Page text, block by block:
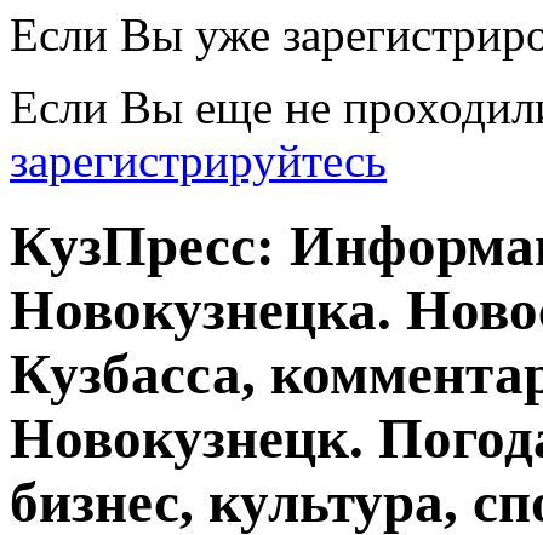
Если Вы уже
Если Вы еще не
зарегистрируйтесь
КузПресс:
Новокузнецка.
Кузбасса,
Новокузнецк.
бизнес, культура,